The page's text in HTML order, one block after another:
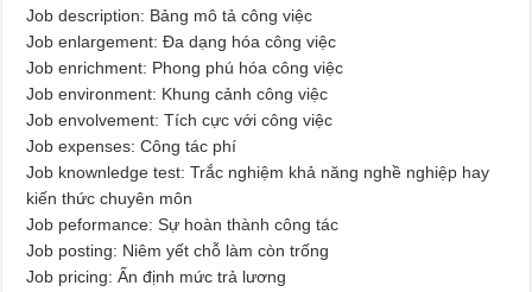
Job description: Bảng mô tả công việc
Job enlargement: Đa dạng hóa công việc
Job enrichment: Phong phú hóa công việc
Job environment: Khung cảnh công việc
Job envolvement: Tích cực với công việc
Job expenses: Công tác phí
Job knownledge test: Trắc nghiệm khả năng nghề nghiệp hay
kiến thức chuyên môn
Job peformance: Sự hoàn thành công tác
Job posting: Niêm yết chỗ làm còn trống
Job pricing: Ấn định mức trả lương